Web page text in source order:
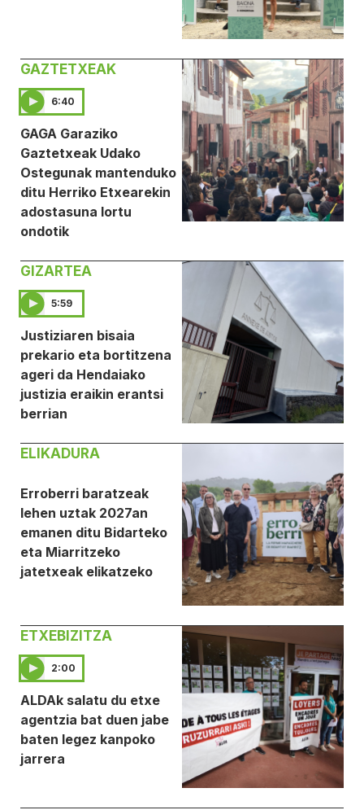
GAZTETXEAK
6:40
GAGA Garaziko
Gaztetxeak Udako
Ostegunak mantenduko
ditu Herriko Etxearekin
adostasuna lortu
ondotik
GIZARTEA
5:59
Justiziaren bisaia
prekario eta bortitzena
ageri da Hendaiako
justizia eraikin erantsi
berrian
ELIKADURA
Erroberri baratzeak
lehen uztak 2027an
emanen ditu Bidarteko
eta Miarritzeko
jatetxeak elikatzeko
ETXEBIZITZA
2:00
ALDAk salatu du etxe
agentzia bat duen jabe
baten legez kanpoko
jarrera